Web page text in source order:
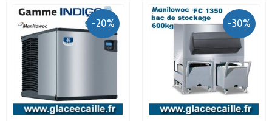
-20% -30%